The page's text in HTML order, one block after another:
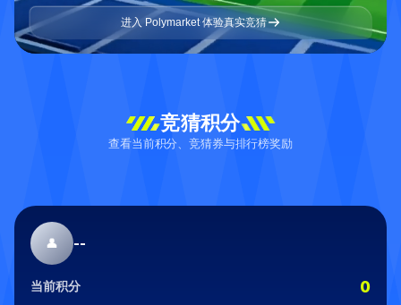
进入 Polymarket 体验真实竞猜
竞猜积分
查看当前积分、竞猜券与排行榜奖励
👤 --
当前积分 0